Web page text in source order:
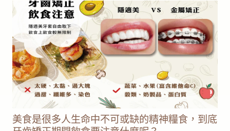
美食是很多人生命中不可或缺的精神糧食，到底